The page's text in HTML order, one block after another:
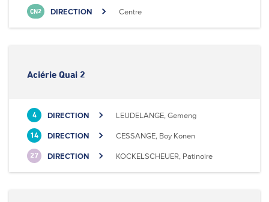
CN2 DIRECTION Centre
Aciérie Quai 2
4 DIRECTION LEUDELANGE, Gemeng
14 DIRECTION CESSANGE, Boy Konen
27 DIRECTION KOCKELSCHEUER, Patinoire